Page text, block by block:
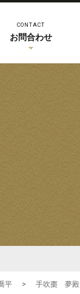
CONTACT
お問合わせ
平 > 手吹棗 夢殿